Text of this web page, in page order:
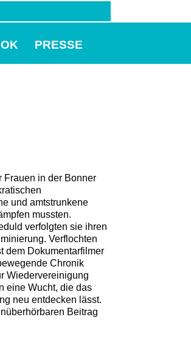
PRESSE
Frauen in der Bonner
und amtstrunkene
mussten.
verfolgten sie ihren
Verflochten
dem Dokumentarfilmer
Chronik
Wiedervereinigung
eine Wucht, die das
neu entdecken lässt.
Beitrag